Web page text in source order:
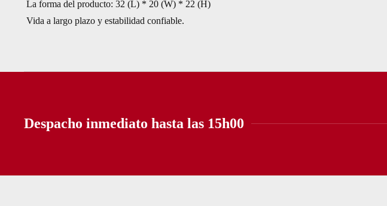
La forma del producto: 32 (L) * 20 (W) * 22 (H)
Vida a largo plazo y estabilidad confiable.
Despacho inmediato hasta las 15h00